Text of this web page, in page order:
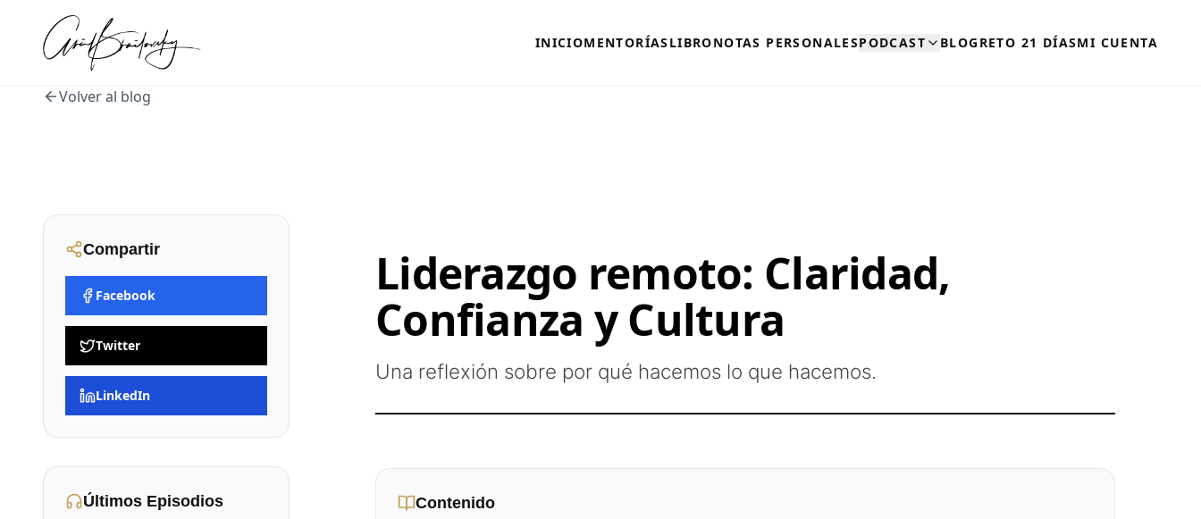
INICIOMENTORÍAS LIBRONOTAS PERSONALESPODCAST BLOG RETO 21 DÍASMI CUENTA
Volver al blog
Compartir
Facebook
Twitter
LinkedIn
Últimos Episodios
Liderazgo remoto: Claridad,
Confianza y Cultura
Una reflexión sobre por qué hacemos lo que hacemos.
Contenido